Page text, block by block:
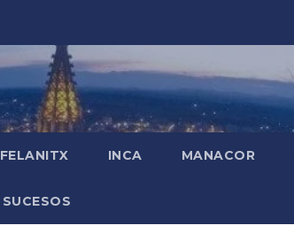
FELANITX INCA MANACOR
SUCESOS